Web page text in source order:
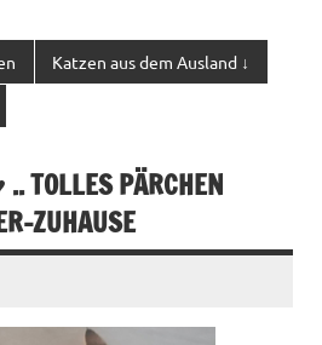
Katzen aus dem Ausland ↓
TOLLES PÄRCHEN
ZUHAUSE